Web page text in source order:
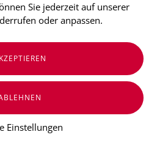
€ 10,80
zzgl. Versandkosten
Sie jederzeit auf unserer
oder anpassen.
Einstellungen